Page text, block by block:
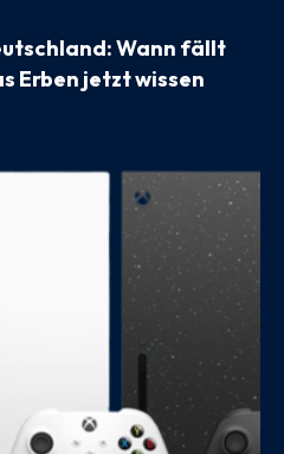
Wann fällt
Erben jetzt wissen